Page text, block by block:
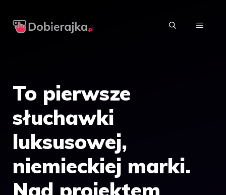
MENU
To pierwsze
słuchawki
luksusowej,
niemieckiej marki.
Nad projektem